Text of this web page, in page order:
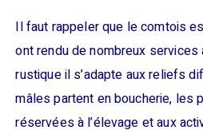
Il faut rappeler que le comtois
ont rendu de nombreux services
rustique il s’adapte aux reliefs
mâles partent en boucherie, les
réservées à l’élevage et aux